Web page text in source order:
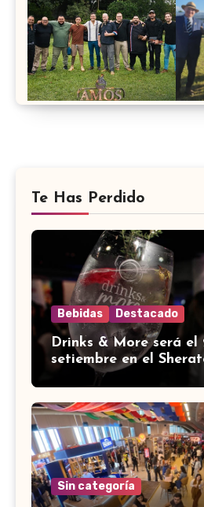
Te Has Perdido
Bebidas Destacado
Drinks & More será el
setiembre en el
Sin categoría